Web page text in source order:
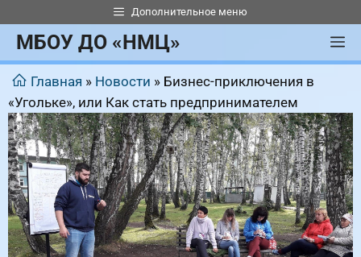
к
содержимому
Дополнительное меню
МБОУ ДО «НМЦ»
Главная » Новости » Бизнес-приключения в
«Угольке», или Как стать предпринимателем